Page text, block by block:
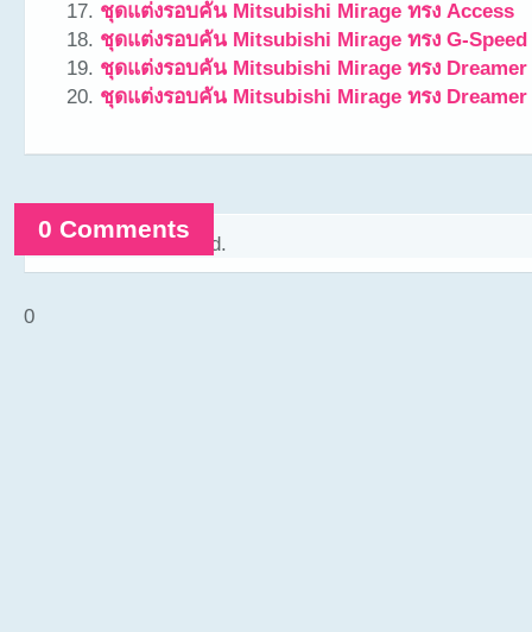
ชุดแต่งรอบคัน Mitsubishi Mirage ทรง Access
ชุดแต่งรอบคัน Mitsubishi Mirage ทรง G-Speed
ชุดแต่งรอบคัน Mitsubishi Mirage ทรง Dreamer
ชุดแต่งรอบคัน Mitsubishi Mirage ทรง Dreamer
0 Comments
Comments are closed.
0